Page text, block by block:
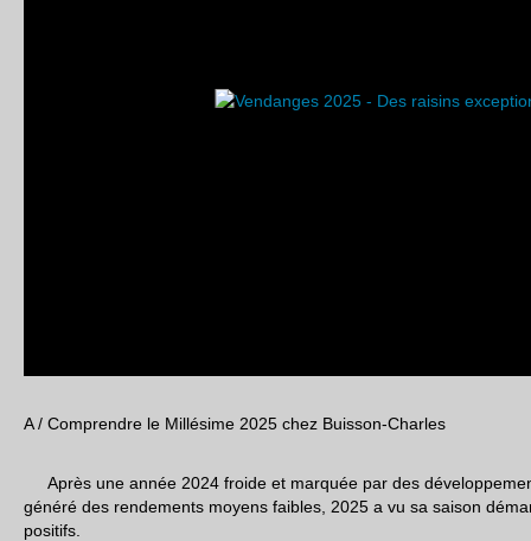
A / Comprendre le Millésime 2025 chez Buisson-Charles
Après une année 2024 froide et marquée par des
généré des rendements moyens faibles, 2025 a vu sa saison
positifs.